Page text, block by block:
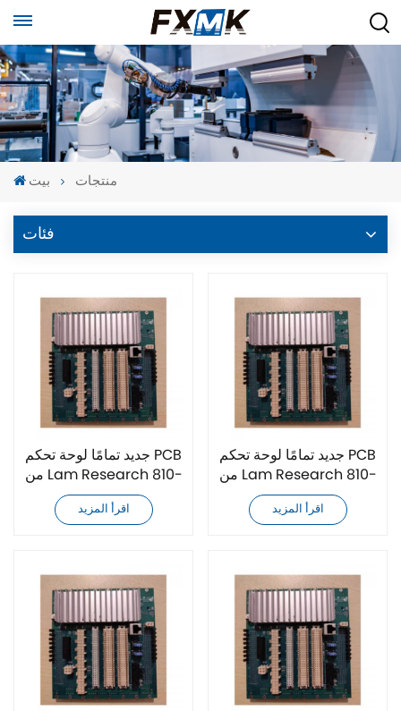
بيت منتجات
فئات
جديد تمامًا لوحة تحكم PCB
من Lam Research 810-
800081-022
اقرأ المزيد
جديد تمامًا لوحة تحكم PCB
من Lam Research 810-
800081-018
اقرأ المزيد